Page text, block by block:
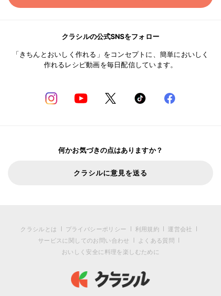
クラシルの公式SNSをフォロー
「きちんとおいしく作れる」をコンセプトに、簡単においしく
作れるレシピ動画を毎日配信しています。
何かお気づきの点はありますか？
クラシルに意見を送る
クラシルとは プライバシーポリシー 利用規約
運営会社
サービスに関してのお問い合わせ
よくある質問
おいしく安全に料理を楽しむために